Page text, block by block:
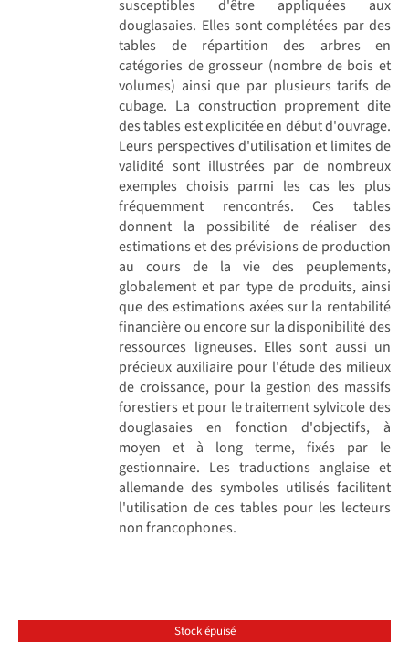
susceptibles d'être appliquées aux
douglasaies. Elles sont complétées par des
tables de répartition des arbres en
catégories de grosseur (nombre de bois et
volumes) ainsi que par plusieurs tarifs de
cubage. La construction proprement dite
des tables est explicitée en début d'ouvrage.
Leurs perspectives d'utilisation et limites de
validité sont illustrées par de nombreux
exemples choisis parmi les cas les plus
fréquemment rencontrés. Ces tables
donnent la possibilité de réaliser des
estimations et des prévisions de production
au cours de la vie des peuplements,
globalement et par type de produits, ainsi
que des estimations axées sur la rentabilité
financière ou encore sur la disponibilité des
ressources ligneuses. Elles sont aussi un
précieux auxiliaire pour l'étude des milieux
de croissance, pour la gestion des massifs
forestiers et pour le traitement sylvicole des
douglasaies en fonction d'objectifs, à
moyen et à long terme, fixés par le
gestionnaire. Les traductions anglaise et
allemande des symboles utilisés facilitent
l'utilisation de ces tables pour les lecteurs
non francophones.
Stock épuisé